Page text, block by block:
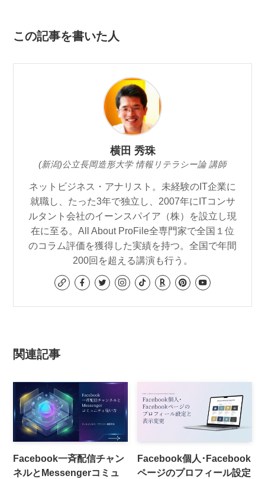
この記事を書いた人
横田 秀珠
(新潟)公立長岡造形大学 情報リテラシー論 講師
ネットビジネス・アナリスト。未経験のIT企業に
就職し、たった3年で独立し、2007年にITコンサ
ルタント会社のイーンスパイア（株）を設立し現
在に至る。All About ProFile全専門家で全国１位
のコラム評価を獲得した実績を持つ。全国で年間
200回を超える講演も行う。
関連記事
Facebook一斉配信チャン
ネルとMessengerコミュ
Facebook個人･Facebook
ページのプロフィール設定